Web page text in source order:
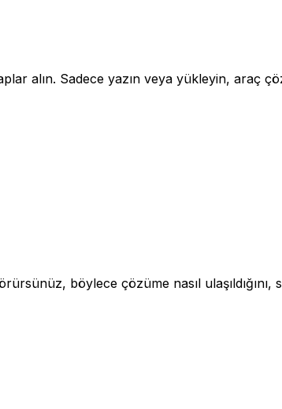
alın. Sadece yazın veya yükleyin, araç
böylece çözüme nasıl